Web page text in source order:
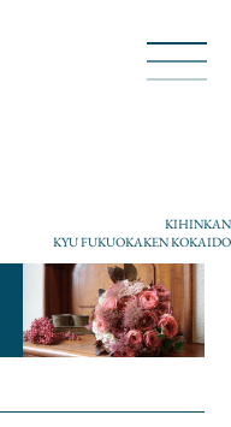
KIHINKAN
KYU FUKUOKAKEN KOKAIDO